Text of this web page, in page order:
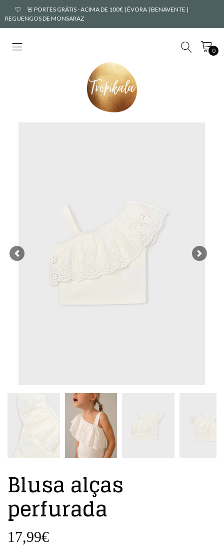
🚨 PORTES GRÁTIS - ACIMA DE 100€ | ÉVORA | BENAVENTE |
REGUENGOS DE MONSARAZ
0
Previous Next
Blusa alças
perfurada
17,99€